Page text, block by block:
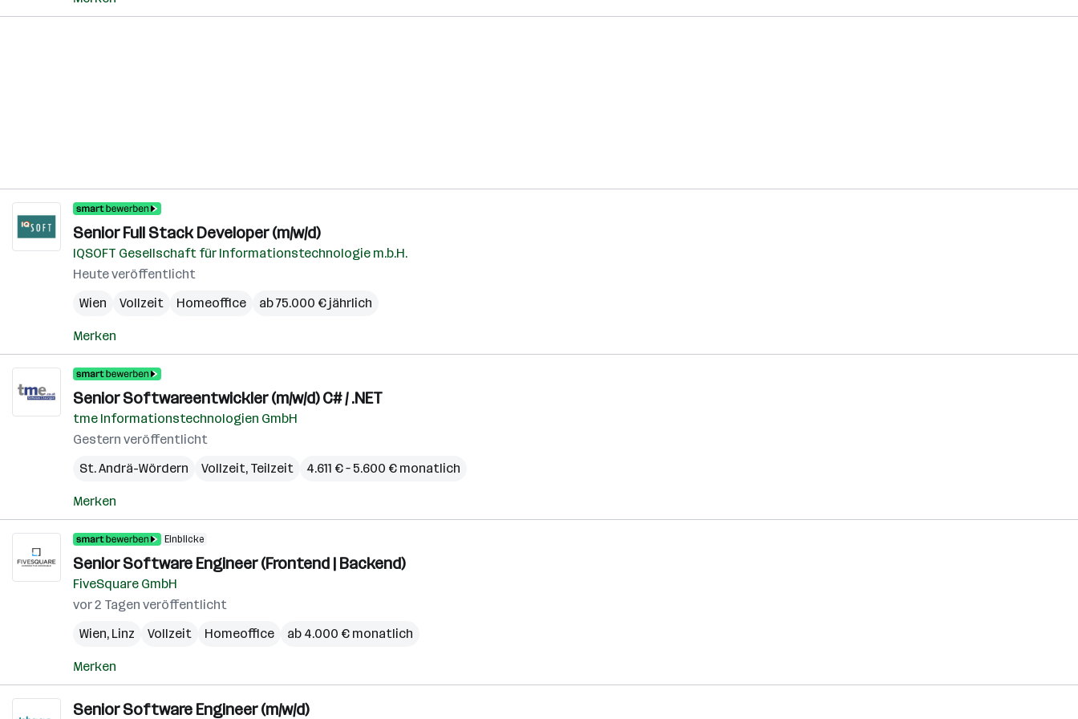
Senior Full Stack Developer (m/w/d)
IQSOFT Gesellschaft für Informationstechnologie m.b.H.
Heute veröffentlicht
Wien
Vollzeit Homeoffice ab 75.000 € jährlich
Merken
Senior Softwareentwickler (m/w/d) C# / .NET
tme Informationstechnologien GmbH
Gestern veröffentlicht
St. Andrä-Wördern
Vollzeit, Teilzeit 4.611 € – 5.600 € monatlich
Merken
Einblicke
Senior Software Engineer (Frontend | Backend)
FiveSquare GmbH
vor 2 Tagen veröffentlicht
Wien, Linz Vollzeit Homeoffice ab 4.000 € monatlich
Merken
Senior Software Engineer (m/w/d)